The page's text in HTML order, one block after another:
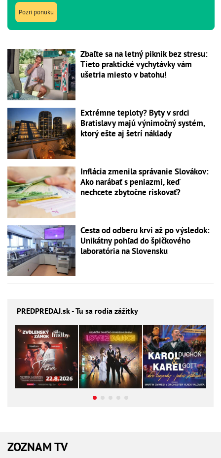
Pozri ponuku
Zbaľte sa na letný piknik bez stresu:
Tieto praktické vychytávky vám
ušetria miesto v batohu!
Extrémne teploty? Byty v srdci
Bratislavy majú výnimočný systém,
ktorý ešte aj šetrí náklady
Inflácia zmenila správanie Slovákov:
Ako narábať s peniazmi, keď
nechcete zbytočne riskovať?
Cesta od odberu krvi až po výsledok:
Unikátny pohľad do špičkového
laboratória na Slovensku
PREDPREDAJ.sk - Tu sa rodia zážitky
ZOZNAM TV